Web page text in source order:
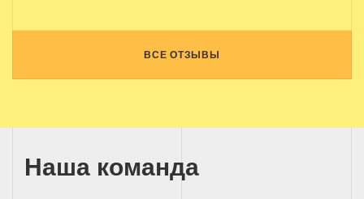
ВСЕ ОТЗЫВЫ
Наша команда